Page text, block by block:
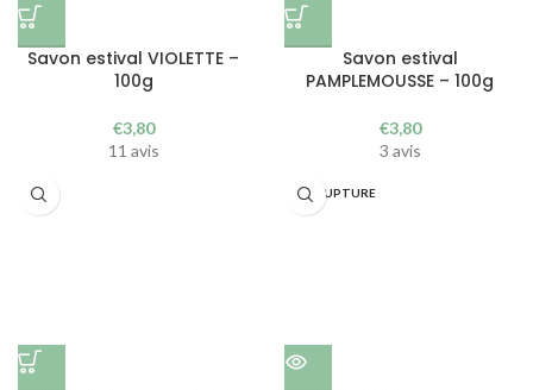
Savon estival VIOLETTE –
100g
€3,80
11 avis
Savon estival
PAMPLEMOUSSE – 100g
€3,80
3 avis
EN RUPTURE